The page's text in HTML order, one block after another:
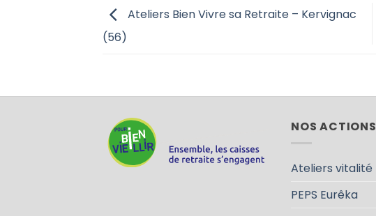
Ateliers Bien Vivre sa Retraite – Kervignac
(56)
NOS ACTIONS
Ateliers vitalité
PEPS Eurêka